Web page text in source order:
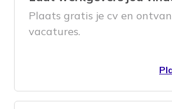
Plaats gratis je cv en
vacatures.